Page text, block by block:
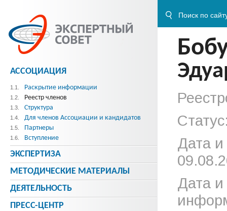
Дата
Дата и
АССОЦИАЦИЯ
1.1. Раскрытие информации
1.2. Реестр членов
1.3. Структура
1.4. Для членов Ассоциации и кандидатов
1.5. Партнеры
1.6. Вступление
ЭКСПЕРТИЗА
МЕТОДИЧЕСКИE МАТЕРИАЛЫ
ДЕЯТЕЛЬНОСТЬ
ПРЕСС-ЦЕНТР